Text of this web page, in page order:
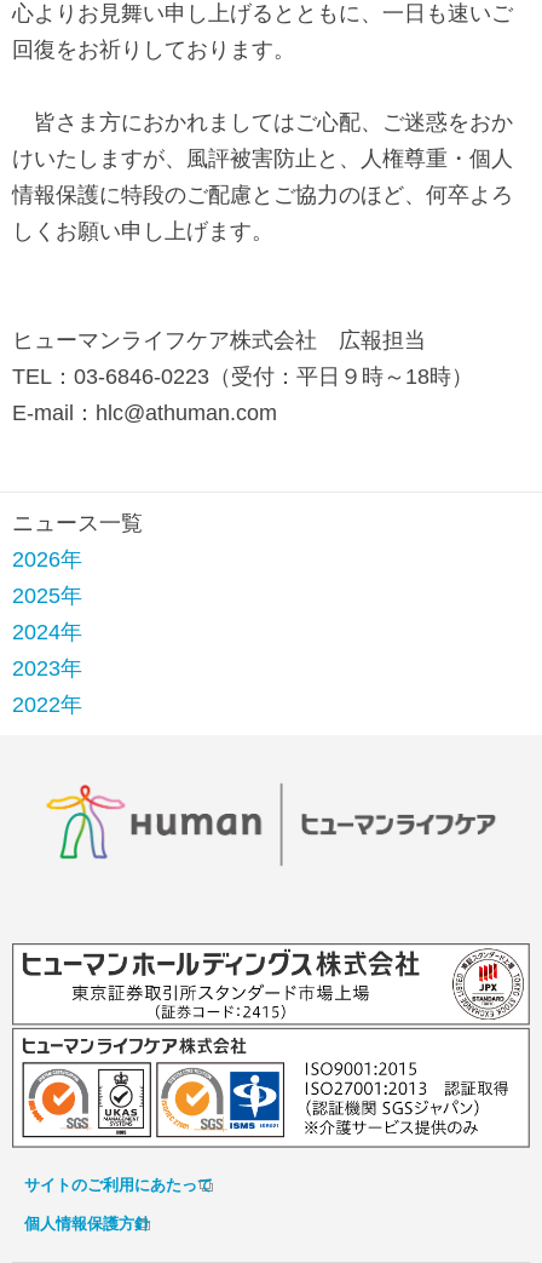
動
し
フ
ッ
タ
報
に
移
ま
す
心よりお見舞い申し上げるとともに、一日も速いご
回復をお祈りしております。
皆さま方におかれましてはご心配、ご迷惑をおか
けいたしますが、風評被害防止と、人権尊重・個人
情報保護に特段のご配慮とご協力のほど、何卒よろ
しくお願い申し上げます。
ヒューマンライフケア株式会社 広報担当
TEL ： 03-6846-0223 （受付：平日９時～ 18時）
E-mail
： hlc@athuman.com
ニュース一覧
2026年
2025年
2024年
2023年
2022年
サイトのご利用にあたって
個人情報保護方針